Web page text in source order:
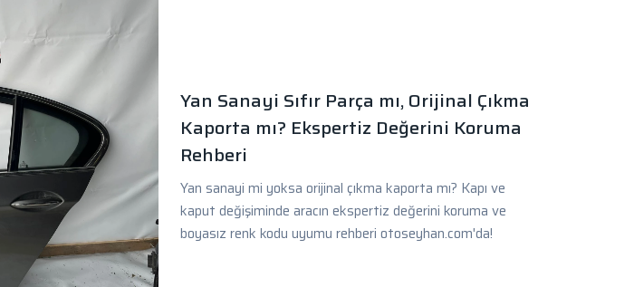
Yan Sanayi Sıfır Parça mı, Orijinal Çıkma
Kaporta mı? Ekspertiz Değerini Koruma
Rehberi
Yan sanayi mi yoksa orijinal çıkma kaporta mı? Kapı ve
kaput değişiminde aracın ekspertiz değerini koruma ve
boyasız renk kodu uyumu rehberi otoseyhan.com'da!